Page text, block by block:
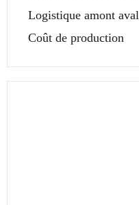
Logistique amont aval
Coût de production